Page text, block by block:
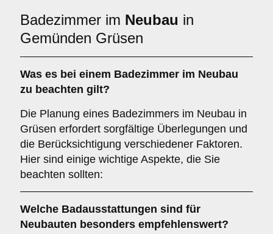
Badezimmer im Neubau in
Gemünden Grüsen
Was es bei einem Badezimmer im Neubau
zu beachten gilt?
Die Planung eines Badezimmers im Neubau in
Grüsen erfordert sorgfältige Überlegungen und
die Berücksichtigung verschiedener Faktoren.
Hier sind einige wichtige Aspekte, die Sie
beachten sollten:
Welche Badausstattungen sind für
Neubauten besonders empfehlenswert?